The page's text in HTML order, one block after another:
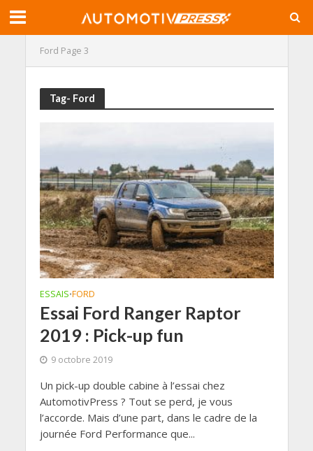
Ford Page 3
Tag- Ford
ESSAIS•FORD
Essai Ford Ranger Raptor
2019 : Pick-up fun
9 octobre 2019
Un pick-up double cabine à l’essai chez
AutomotivPress ? Tout se perd, je vous
l’accorde. Mais d’une part, dans le cadre de la
journée Ford Performance que...